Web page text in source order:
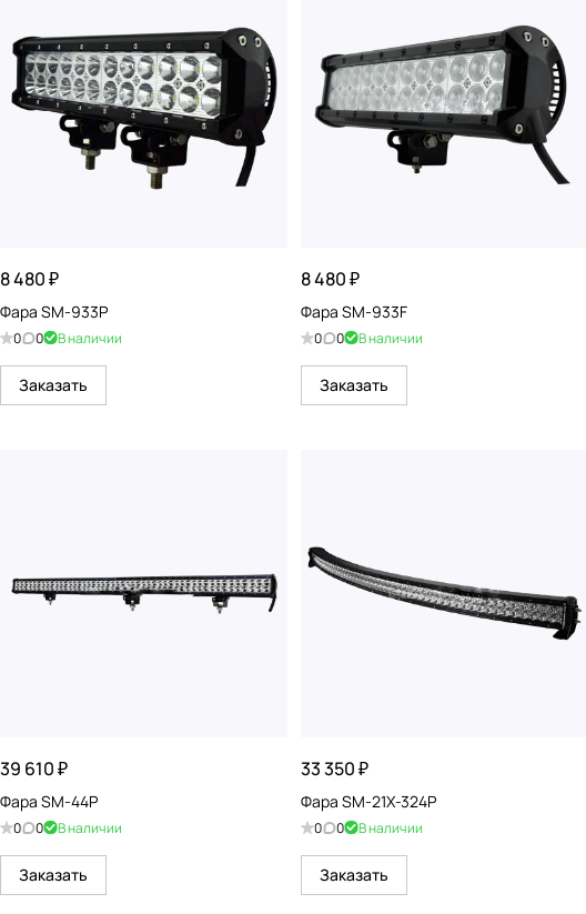
8 480 ₽
Фара SM-933P
0 0 В наличии
Заказать
8 480 ₽
Фара SM-933F
0 0 В наличии
Заказать
39 610 ₽
Фара SM-44P
0 0 В наличии
Заказать
33 350 ₽
Фара SM-21X-324P
0 0 В наличии
Заказать